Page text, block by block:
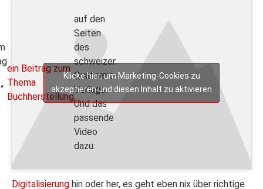
ein Beitrag zum
Thema
Buchherstellung
auf den
Seiten
des
schweizer
Quaternio-
Verlags.
Und das
passende
Video
dazu:
Klicke hier, um Marketing-Cookies zu
akzeptieren und diesen Inhalt zu aktivieren
Digitalisierung hin oder her, es geht eben nix über richtige